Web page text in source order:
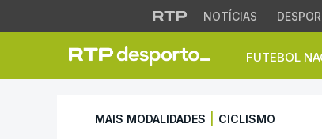
NOTÍCIAS
FUTEBOL
Ciclista Remco
MAIS MODALIDADES CICLISMO